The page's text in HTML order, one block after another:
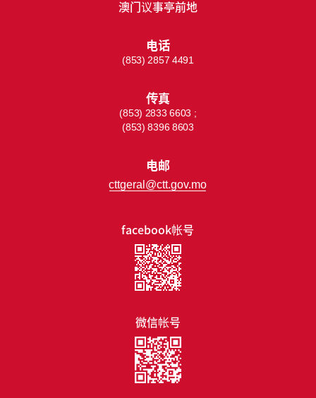
facebook帐号
微信帐号
澳门议事亭前地
电话
(853) 2857 4491
传真
(853) 2833 6603 ;
(853) 8396 8603
电邮
cttgeral@ctt.gov.mo